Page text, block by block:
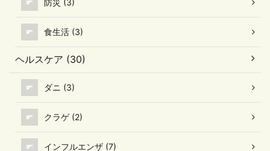
防災 (3)
食生活 (3)
ヘルスケア (30)
ダニ (3)
クラゲ (2)
インフルエンザ (7)